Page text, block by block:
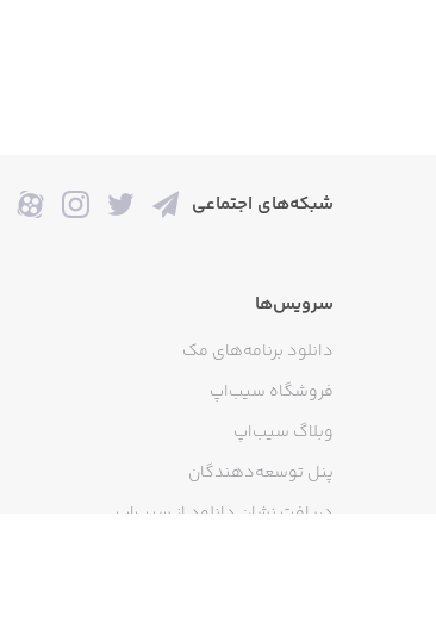
شبکه‌های اجتماعی
سرویس‌ها
دانلود برنامه‌های مک
فروشگاه سیب‌اپ
وبلاگ سیب‌اپ
پنل توسعه‌دهندگان
دریافت نشان دانلود از سیب‌اپ